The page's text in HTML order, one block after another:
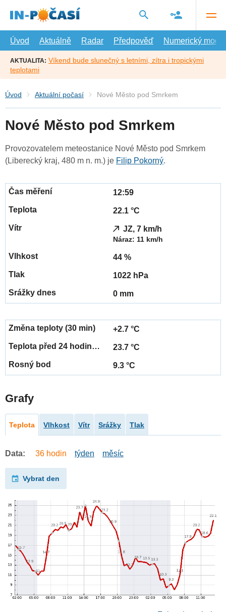
hlavní
Úvod
Aktuálně Radar Předpověď Numerický model
AKTUALITA: Víkend bude slunečný s letními, zítra i tropickými
teplotami
Úvod Aktuální počasí Nové Město pod Smrkem
Nové Město pod Smrkem
Provozovatelem meteostanice Nové Město pod Smrkem
(Liberecký kraj, 480 m n. m.) je Filip Pokorný.
12:59
22.1 °C
JZ, 7 km/h
Náraz: 11 km/h
44 %
1022 hPa
0 mm
+2.7 °C
23.7 °C
9.3 °C
Grafy
Teplota Vlhkost Vítr Srážky Tlak
Data: 36 hodin týden měsíc
Vybrat den